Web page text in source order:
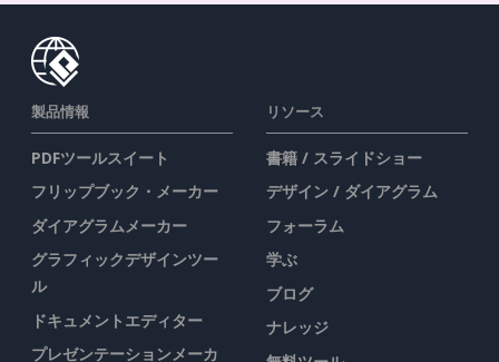
製品情報
PDFツールスイート
フリップブック・メーカー
ダイアグラムメーカー
グラフィックデザインツー
ル
ドキュメントエディター
プレゼンテーションメーカ
リソース
書籍 / スライドショー
デザイン / ダイアグラム
フォーラム
学ぶ
ブログ
ナレッジ